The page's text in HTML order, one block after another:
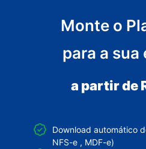
Monte o
para a sua
a partir de
Download automático
NFS-e , MDF-e)